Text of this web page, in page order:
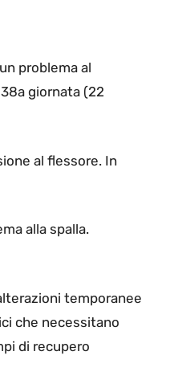
problema al
giornata (22
al flessore. In
alla spalla.
temporanee
che necessitano
di recupero